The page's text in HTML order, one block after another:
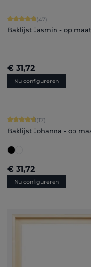
Gemiddelde waardering van
(47)
Baklijst Jasmin - op maat
€ 31,72
Nu configureren
Gemiddelde waardering van
(17)
Baklijst Johanna - op
€ 31,72
Nu configureren